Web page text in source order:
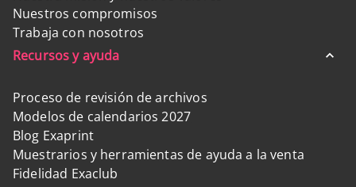
Nuestros compromisos
Trabaja con nosotros
Recursos y ayuda
Proceso de revisión de archivos
Modelos de calendarios 2027
Blog Exaprint
Muestrarios y herramientas de ayuda a la venta
Fidelidad Exaclub